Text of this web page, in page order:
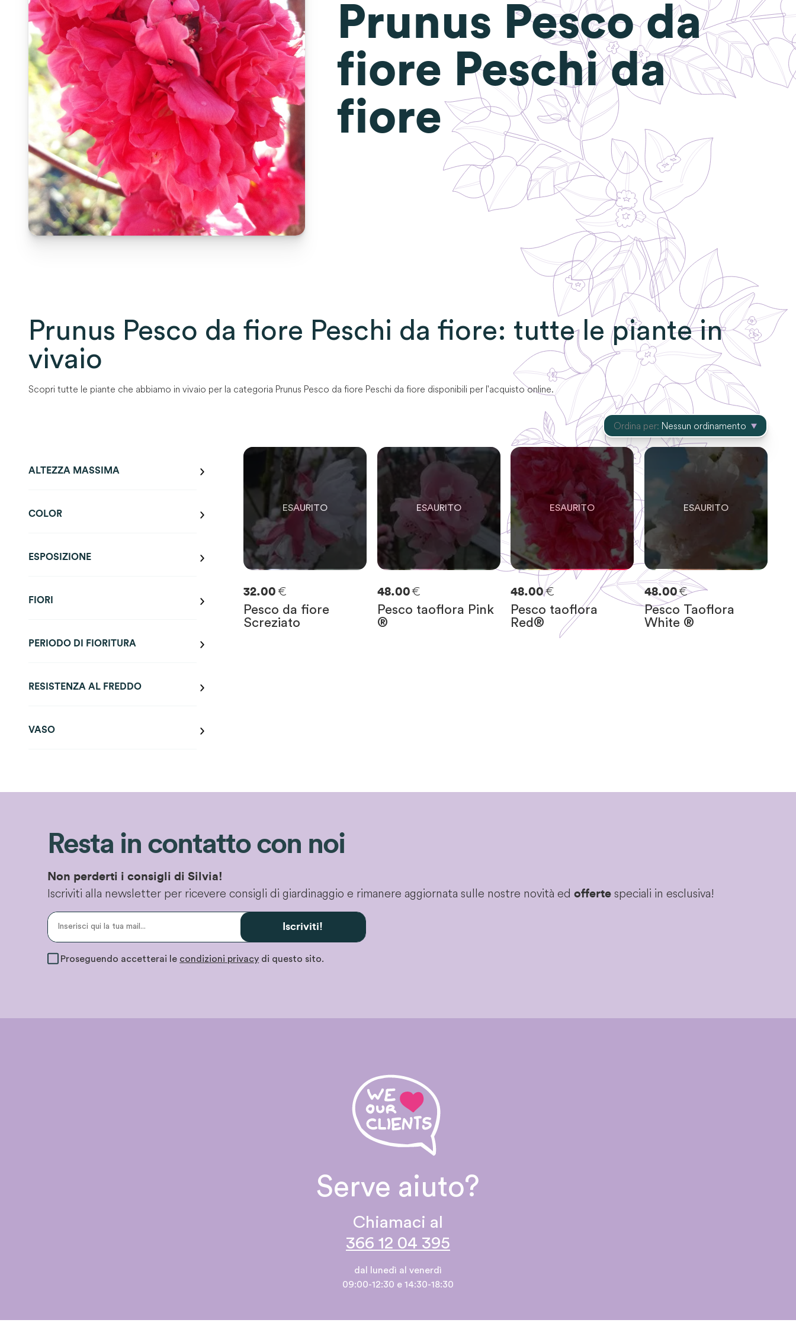
Prunus Pesco da
fiore Peschi da
fiore
Prunus Pesco da fiore Peschi da fiore: tutte le piante in
vivaio
Scopri tutte le piante che abbiamo in vivaio per la categoria Prunus Pesco da fiore Peschi da fiore disponibili per l'acquisto online.
Ordina per: Nessun ordinamento
ALTEZZA MASSIMA
COLOR
ESPOSIZIONE
FIORI
PERIODO DI FIORITURA
RESISTENZA AL FREDDO
VASO
0
32.00 €
Pesco da fiore
Screziato
0
SOLO
RIMASTE
48.00€
Pesco taoflora Pink
®
0
SOLO0RIMASTE
48.00€
Pesco taoflora
Red®
0
RIMASTE
48.00€
Pesco Taoflora
White ®
Resta in contatto con noi
Non perderti i consigli di Silvia!
Iscriviti alla newsletter per ricevere consigli di giardinaggio e rimanere aggiornata sulle nostre novità ed offerte speciali in esclusiva!
Iscriviti!
Proseguendo accetterai le condizioni privacy di questo sito.
Serve aiuto?
Chiamaci al
366 12 04 395
dal lunedì al venerdì
09:00-12:30 e 14:30-18:30